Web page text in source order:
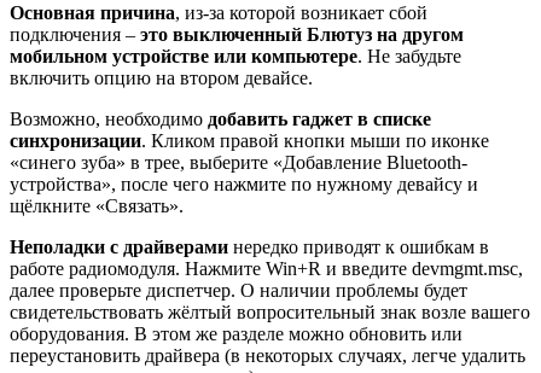
Основная причина, из-за которой возникает сбой
подключения – это выключенный Блютуз на другом
мобильном устройстве или компьютере. Не забудьте
включить опцию на втором девайсе.
Возможно, необходимо добавить гаджет в списке
синхронизации. Кликом правой кнопки мыши по иконке
«синего зуба» в трее, выберите «Добавление Bluetooth-
устройства», после чего нажмите по нужному девайсу и
щёлкните «Связать».
Неполадки с драйверами нередко приводят к ошибкам в
работе радиомодуля. Нажмите Win+R и введите devmgmt.msc,
далее проверьте диспетчер. О наличии проблемы будет
свидетельствовать жёлтый вопросительный знак возле вашего
оборудования. В этом же разделе можно обновить или
переустановить драйвера (в некоторых случаях, легче удалить